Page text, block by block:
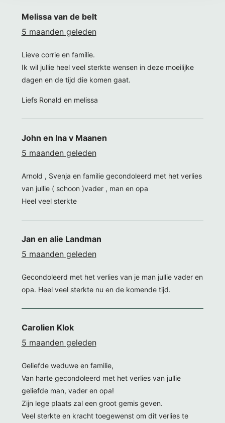
Melissa van de belt
5 maanden geleden
Lieve corrie en familie.
Ik wil jullie heel veel sterkte wensen in deze moeilijke
dagen en de tijd die komen gaat.
Liefs Ronald en melissa
John en Ina v Maanen
5 maanden geleden
Arnold , Svenja en familie gecondoleerd met het verlies
van jullie ( schoon )vader , man en opa
Heel veel sterkte
Jan en alie Landman
5 maanden geleden
Gecondoleerd met het verlies van je man jullie vader en
opa. Heel veel sterkte nu en de komende tijd.
Carolien Klok
5 maanden geleden
Geliefde weduwe en familie,
Van harte gecondoleerd met het verlies van jullie
geliefde man, vader en opa!
Zijn lege plaats zal een groot gemis geven.
Veel sterkte en kracht toegewenst om dit verlies te